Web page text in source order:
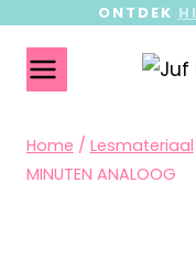
ONTDEK
Home / Lesmateriaal
MINUTEN ANALOOG